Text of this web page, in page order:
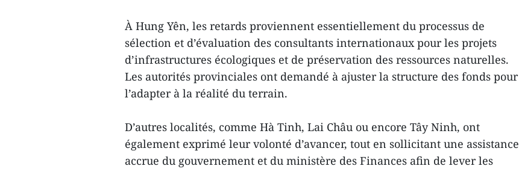
À Hung Yên, les retards proviennent essentiellement du processus de
sélection et d’évaluation des consultants internationaux pour les projets
d’infrastructures écologiques et de préservation des ressources naturelles.
Les autorités provinciales ont demandé à ajuster la structure des fonds pour
l’adapter à la réalité du terrain.
D’autres localités, comme Hà Tinh, Lai Châu ou encore Tây Ninh, ont
également exprimé leur volonté d’avancer, tout en sollicitant une assistance
accrue du gouvernement et du ministère des Finances afin de lever les